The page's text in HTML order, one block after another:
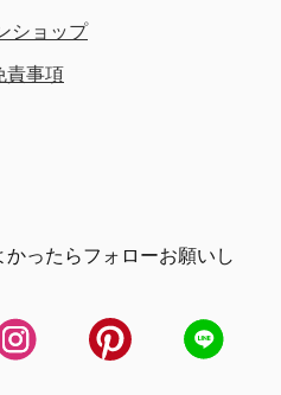
ショップ
責事項
かったらフォローお願いし